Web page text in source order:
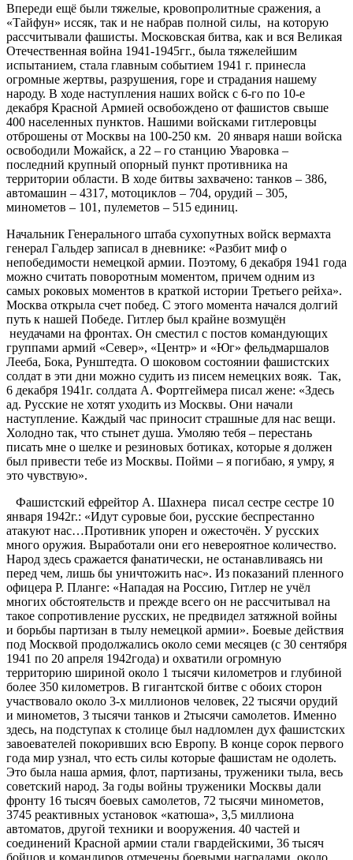
Впереди ещё были тяжелые, кровопролитные сражения, а
«Тайфун» иссяк, так и не набрав полной силы, на которую
рассчитывали фашисты. Московская битва, как и вся Великая
Отечественная война 1941-1945гг., была тяжелейшим
испытанием, стала главным событием 1941 г. принесла
огромные жертвы, разрушения, горе и страдания нашему
народу. В ходе наступления наших войск с 6-го по 10-е
декабря Красной Армией освобождено от фашистов свыше
400 населенных пунктов. Нашими войсками гитлеровцы
отброшены от Москвы на 100-250 км. 20 января наши войска
освободили Можайск, а 22 – го станцию Уваровка –
последний крупный опорный пункт противника на
территории области. В ходе битвы захвачено: танков – 386,
автомашин – 4317, мотоциклов – 704, орудий – 305,
минометов – 101, пулеметов – 515 единиц.
Начальник Генерального штаба сухопутных войск вермахта
генерал Гальдер записал в дневнике: «Разбит миф о
непобедимости немецкой армии. Поэтому, 6 декабря 1941 года
можно считать поворотным моментом, причем одним из
самых роковых моментов в краткой истории Третьего рейха».
Москва открыла счет побед. С этого момента начался долгий
путь к нашей Победе. Гитлер был крайне возмущён
неудачами на фронтах. Он сместил с постов командующих
группами армий «Север», «Центр» и «Юг» фельдмаршалов
Лееба, Бока, Рунштедта. О шоковом состоянии фашистских
солдат в эти дни можно судить из писем немецких вояк. Так,
6 декабря 1941г. солдата А. Фортгеймера писал жене: «Здесь
ад. Русские не хотят уходить из Москвы. Они начали
наступление. Каждый час приносит страшные для нас вещи.
Холодно так, что стынет душа. Умоляю тебя – перестань
писать мне о шелке и резиновых ботиках, которые я должен
был привести тебе из Москвы. Пойми – я погибаю, я умру, я
это чувствую».
Фашистский ефрейтор А. Шахнера писал сестре сестре 10
января 1942г.: «Идут суровые бои, русские беспрестанно
атакуют нас…Противник упорен и ожесточён. У русских
много оружия. Выработали они его невероятное количество.
Народ здесь сражается фанатически, не останавливаясь ни
перед чем, лишь бы уничтожить нас». Из показаний пленного
офицера Р. Планге: «Нападая на Россию, Гитлер не учёл
многих обстоятельств и прежде всего он не рассчитывал на
такое сопротивление русских, не предвидел затяжной войны
и борьбы партизан в тылу немецкой армии». Боевые действия
под Москвой продолжались около семи месяцев (с 30 сентября
1941 по 20 апреля 1942года) и охватили огромную
территорию шириной около 1 тысячи километров и глубиной
более 350 километров. В гигантской битве с обоих сторон
участвовало около 3-х миллионов человек, 22 тысячи орудий
и минометов, 3 тысячи танков и 2тысячи самолетов. Именно
здесь, на подступах к столице был надломлен дух фашистских
завоевателей покоривших всю Европу. В конце сорок первого
года мир узнал, что есть силы которые фашистам не одолеть.
Это была наша армия, флот, партизаны, труженики тыла, весь
советский народ. За годы войны труженики Москвы дали
фронту 16 тысяч боевых самолетов, 72 тысячи минометов,
3745 реактивных установок «катюша», 3,5 миллиона
автоматов, другой техники и вооружения. 40 частей и
соединений Красной армии стали гвардейскими, 36 тысяч
бойцов и командиров отмечены боевыми наградами, около